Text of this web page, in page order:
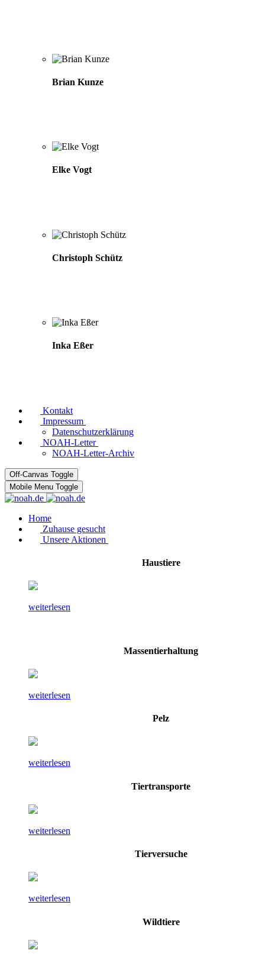
Brian Kunze
Elke Vogt
Christoph Schütz
Inka Eßer
Kontakt
Impressum
Datenschutzerklärung
NOAH-Letter
NOAH-Letter-Archiv
Off-Canvas Toggle
Mobile Menu Toggle
Home
Zuhause gesucht
Unsere Aktionen
Haustiere
weiterlesen
Massentierhaltung
weiterlesen
Pelz
weiterlesen
Tiertransporte
weiterlesen
Tierversuche
weiterlesen
Wildtiere